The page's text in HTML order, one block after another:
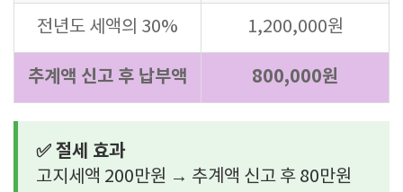
전년도 세액의 30% 1,200,000원
추계액 신고 후 납부액 800,000원
✅ 절세 효과
고지세액 200만원 → 추계액 신고 후 80만원